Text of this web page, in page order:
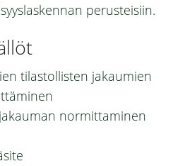
perusteisiin.
tilastollisten jakaumien
normittaminen